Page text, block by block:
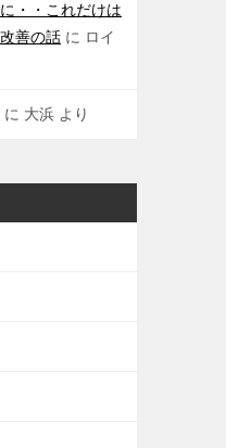
・・これだけは
善の話 に ロイ
に 大浜 より